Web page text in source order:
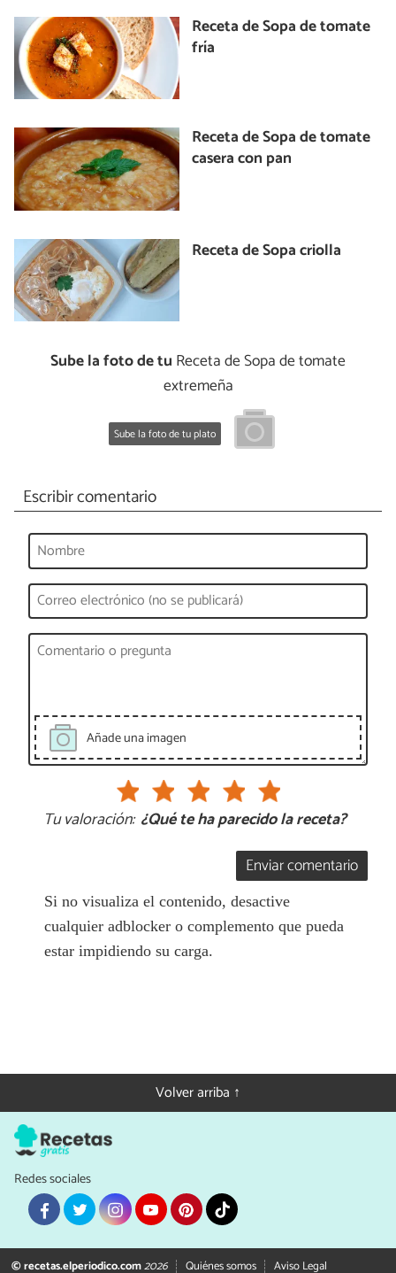
Receta de Sopa de tomate
fría
Receta de Sopa de tomate
casera con pan
Receta de Sopa criolla
Sube la foto de tu Receta de Sopa de tomate
extremeña
Sube la foto de tu plato
Escribir comentario
Añade una imagen
Tu valoración: ¿Qué te ha parecido la receta?
Enviar comentario
Si no visualiza el contenido, desactive
cualquier adblocker o complemento que pueda
estar impidiendo su carga.
Volver arriba ↑
Redes sociales
© recetas.elperiodico.com2026 Quiénes somos Aviso Legal